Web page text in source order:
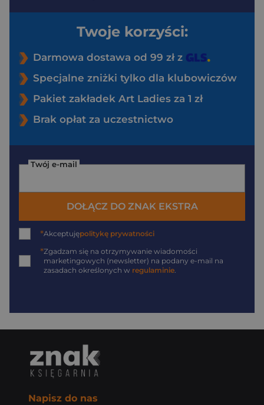
Twoje korzyści:
Darmowa dostawa od 99 zł z
Specjalne zniżki tylko dla klubowiczów
Pakiet zakładek Art Ladies za 1 zł
Brak opłat za uczestnictwo
Twój e-mail
DOŁĄCZ DO ZNAK EKSTRA
*Akceptujępolitykę prywatności
*Zgadzam się na otrzymywanie wiadomości
marketingowych (newsletter) na podany e-mail na
zasadach określonych w regulaminie.
Napisz do nas